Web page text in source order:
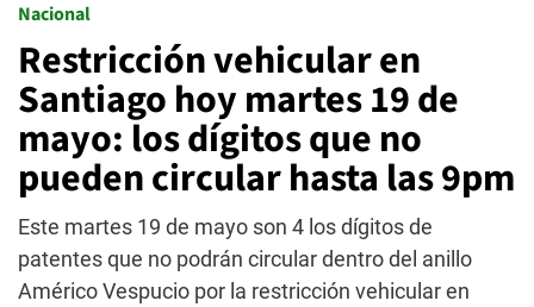
Nacional
Restricción vehicular en
Santiago hoy martes 19 de
mayo: los dígitos que no
pueden circular hasta las 9pm
Este martes 19 de mayo son 4 los dígitos de
patentes que no podrán circular dentro del anillo
Américo Vespucio por la restricción vehicular en